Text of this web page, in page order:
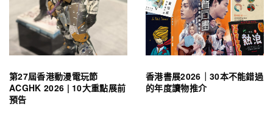
第27屆香港動漫電玩節
ACGHK 2026 | 10大重點展前
預告
香港書展2026｜30本不能錯過
的年度讀物推介